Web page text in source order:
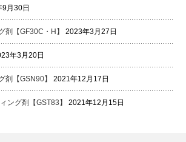
月30日
剤【GF30C・H】 2023年3月27日
年3月20日
剤【GSN90】 2021年12月17日
ング剤【GST83】 2021年12月15日